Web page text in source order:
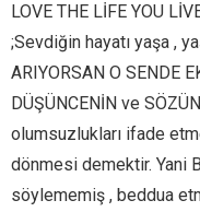
LOVE THE LİFE YOU
;Sevdiğin hayatı yaşa ,
ARIYORSAN O SENDE
DÜŞÜNCENİN ve
olumsuzlukları ifade
dönmesi demektir. Yani
söylememiş , beddua